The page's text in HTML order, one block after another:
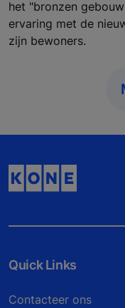
het "bronzen
ervaring met de
zijn bewoners.
Quick Links
Contacteer ons